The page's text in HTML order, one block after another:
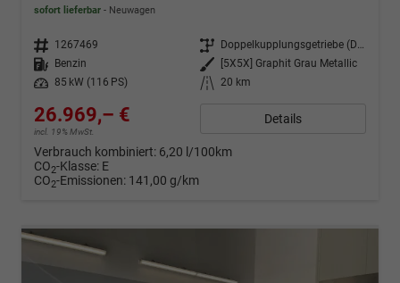
sofort lieferbar Neuwagen
Fahrzeugnr. 1267469 Getriebe
Doppelkupplungsgetriebe (DSG)
Kraftstoff
Benzin Außenfarbe
[5X5X] Graphit Grau Metallic
Leistung
85 kW (116 PS) Kilometerstand 20 km
26.969,– €
incl. 19% MwSt.
Details
Verbrauch kombiniert: 6,20 l/100km
CO2-Klasse: E
CO2-Emissionen: 141,00 g/km